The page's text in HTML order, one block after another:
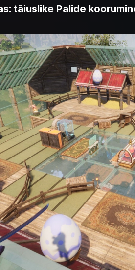
täiuslike Palide